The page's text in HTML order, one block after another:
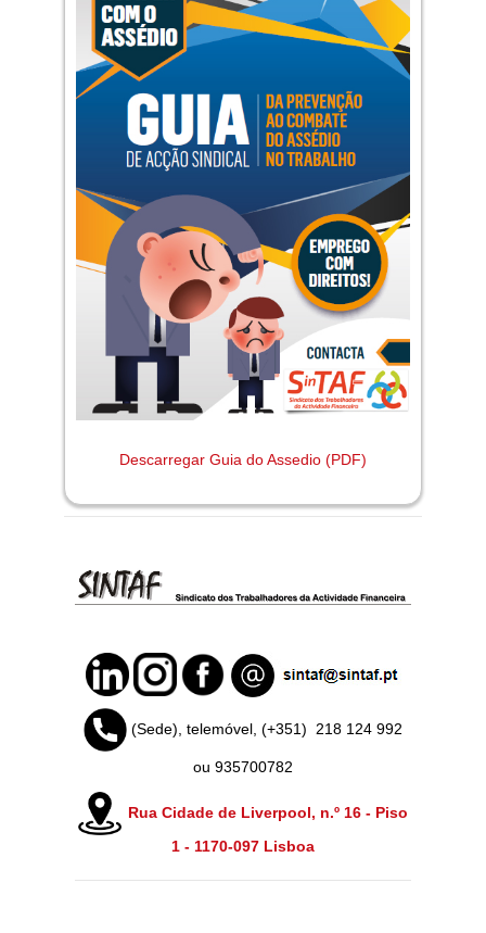
Descarregar Guia do Assedio (PDF)
(Sede), telemóvel, (+351) 218 124 992
ou 935700782
Rua Cidade de Liverpool, n.º 16 - Piso
1 - 1170-097 Lisboa